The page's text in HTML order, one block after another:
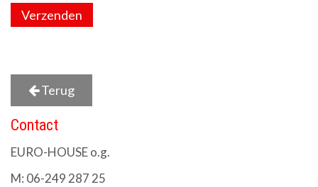
Verzenden
Terug
Contact
EURO-HOUSE o.g.
M: 06-249 287 25